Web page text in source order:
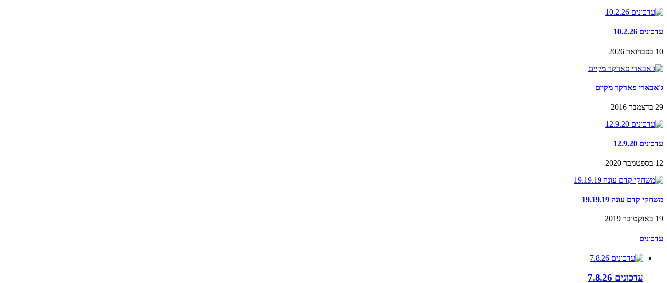
עדכונים 10.2.26
10 בפברואר 2026
ג'אבארי פארקר מקיים
29 בדצמבר 2016
עדכונים 12.9.20
12 בספטמבר 2020
משחקי קדם עונה 19.19.19
19 באוקטובר 2019
עדכונים
עדכונים 7.8.26